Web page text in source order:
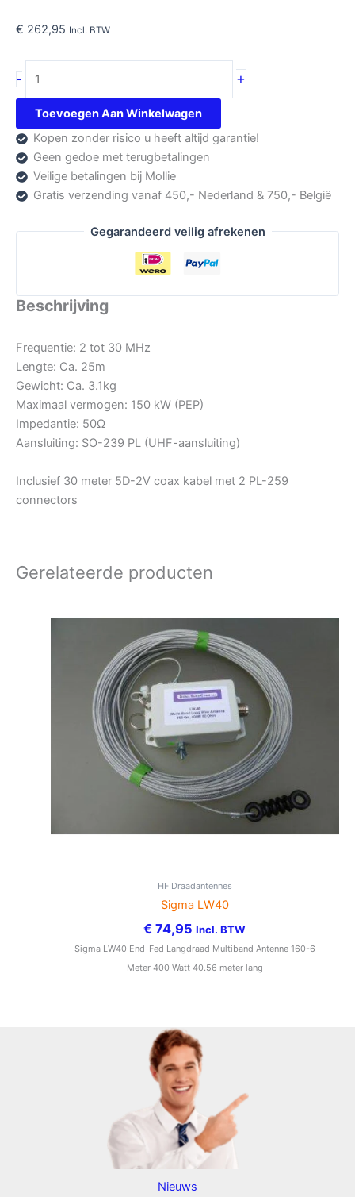
€ 262,95 Incl. BTW
-
WD330
aantal
+
Toevoegen Aan Winkelwagen
Kopen zonder risico u heeft altijd garantie!
Geen gedoe met terugbetalingen
Veilige betalingen bij Mollie
Gratis verzending vanaf 450,- Nederland & 750,- België
Gegarandeerd veilig afrekenen
Beschrijving
Frequentie: 2 tot 30 MHz
Lengte: Ca. 25m
Gewicht: Ca. 3.1kg
Maximaal vermogen: 150 kW (PEP)
Impedantie: 50Ω
Aansluiting: SO-239 PL (UHF-aansluiting)
Inclusief 30 meter 5D-2V coax kabel met 2 PL-259
connectors
Gerelateerde producten
HF Draadantennes
Sigma LW40
€ 74,95 Incl. BTW
Sigma LW40 End-Fed Langdraad Multiband Antenne 160-6
Meter 400 Watt 40.56 meter lang
Nieuws